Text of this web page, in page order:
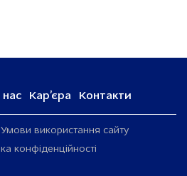
Кар’єра Контакти
Умови використання сайту
конфіденційності